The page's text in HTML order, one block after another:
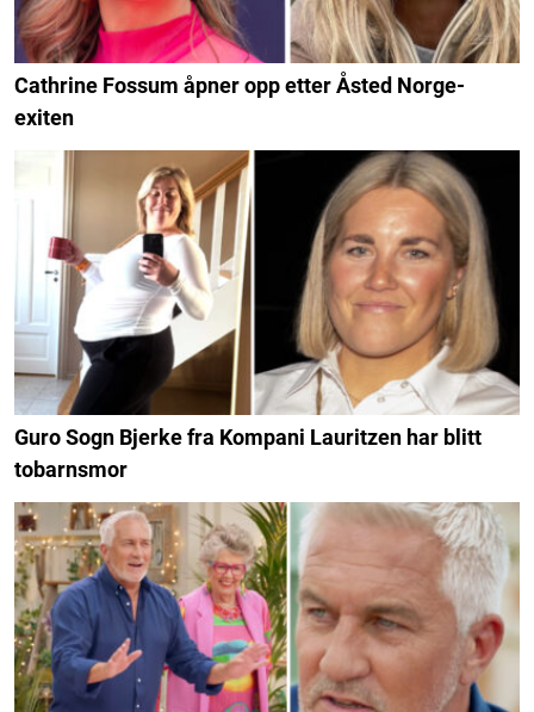
Cathrine Fossum åpner opp etter Åsted Norge-
exiten
Guro Sogn Bjerke fra Kompani Lauritzen har blitt
tobarnsmor